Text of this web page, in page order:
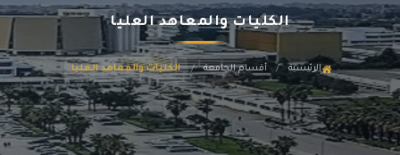
الكليات والمعاهد العليا
الرئيسية / أقسام الجامعة / الكليات والمعاهد العليا